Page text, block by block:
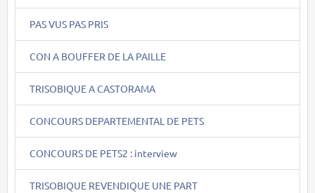
PAS VUS PAS PRIS
CON A BOUFFER DE LA PAILLE
TRISOBIQUE A CASTORAMA
CONCOURS DEPARTEMENTAL DE PETS
CONCOURS DE PETS2 : interview
TRISOBIQUE REVENDIQUE UNE PART